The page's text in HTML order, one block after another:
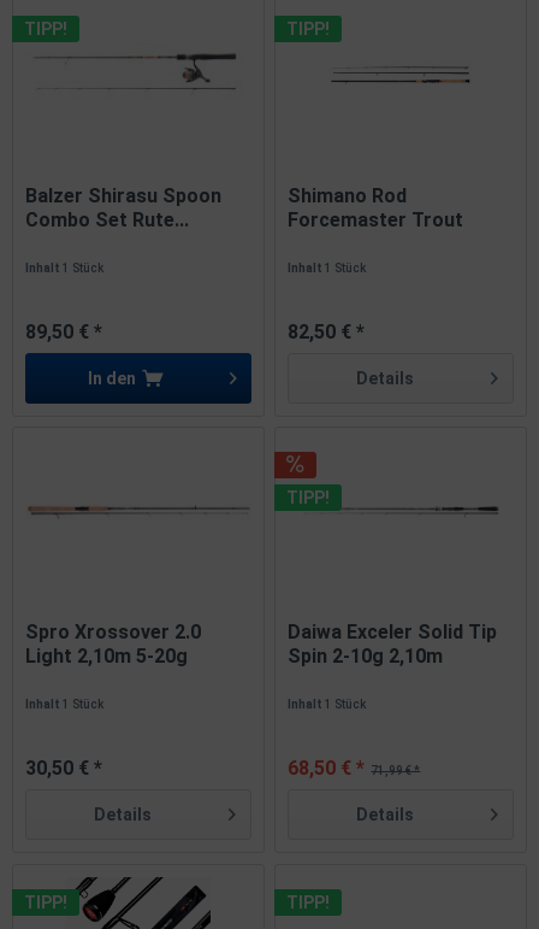
TIPP!
Balzer Shirasu Spoon
Combo Set Rute...
Inhalt1 Stück
89,50 € *
In den
TIPP!
Shimano Rod
Forcemaster Trout
Inhalt1 Stück
82,50 € *
Details
Spro Xrossover 2.0
Light 2,10m 5-20g
Inhalt1 Stück
30,50 € *
Details
TIPP!
Daiwa Exceler Solid Tip
Spin 2-10g 2,10m
Inhalt1 Stück
71,99 € *
68,50 € *
Details
TIPP! TIPP!